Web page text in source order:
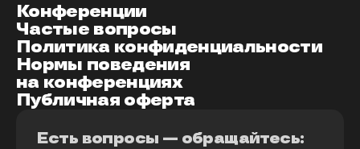
Конференции
Частые вопросы
Политика конфиденциальности
Нормы поведения
на конференциях
Публичная оферта
Есть вопросы — обращайтесь: